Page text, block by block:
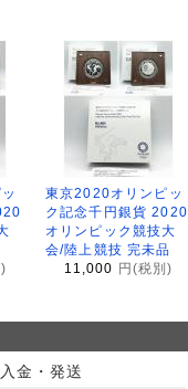
東京2020オリンピッ
ク記念千円銀貨 2020
オリンピック競技大
会/陸上競技 完未品
11,000
円(税別)
入金・発送